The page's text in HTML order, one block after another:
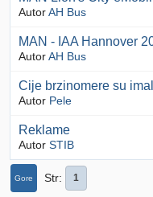
AutorAH Bus
MAN - IAA Hannover
AutorAH Bus
Cije brzinomere su
Autor Pele
Reklame
Autor STIB
Gore Str 1